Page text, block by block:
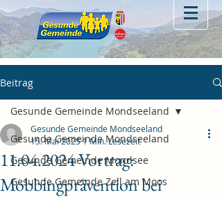
Beitrag
Gesunde Gemeinde Mondseeland
Gesunde Gemeinde Mondsee
Gesunde Gemeinde Zell am Moos
Gesunde Gemeinde Mondseeland
11.04.2024 Vortrag:
Mobbingprävention bei
Gesunde Gemeinde Mondseeland
15. Mai 20251 Min. Lesezeit